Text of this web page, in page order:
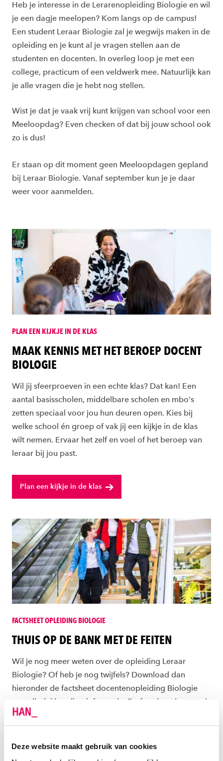
Deze website maakt gebruik van cookies
Heb je interesse in de Lerarenopleiding Biologie en wil
je een dagje meelopen? Kom langs op de campus!
Een student Leraar Biologie zal je wegwijs maken in de
opleiding en je kunt al je vragen stellen aan de
studenten en docenten. In overleg loop je met een
college, practicum of een veldwerk mee. Natuurlijk kan
je alle vragen die je hebt nog stellen.
Wist je dat je vaak vrij kunt krijgen van school voor een
Meeloopdag? Even checken of dat bij jouw school ook
zo is dus!
Er staan op dit moment geen Meeloopdagen gepland
bij Leraar Biologie. Vanaf september kun je je daar
weer voor aanmelden.
PLAN EEN KIJKJE IN DE KLAS
MAAK KENNIS MET HET BEROEP DOCENT
BIOLOGIE
Wil jij sfeerproeven in een echte klas? Dat kan! Een
aantal basisscholen, middelbare scholen en mbo's
zetten speciaal voor jou hun deuren open. Kies bij
welke school én groep of vak jij een kijkje in de klas
wilt nemen. Ervaar het zelf en voel of het beroep van
leraar bij jou past.
Plan een kijkje in de klas
FACTSHEET OPLEIDING BIOLOGIE
THUIS OP DE BANK MET DE FEITEN
Wil je nog meer weten over de opleiding Leraar
Biologie? Of heb je nog twijfels? Download dan
hieronder de factsheet docentenopleiding Biologie
met allerlei handige informatie. De factsheet komt ook
van pas bij het vergelijken van verschillende
opleidingen.
Dit staat in de brochure: